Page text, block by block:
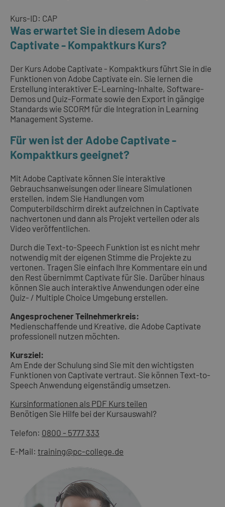
Kurs-ID: CAP
Was erwartet Sie in diesem Adobe
Captivate - Kompaktkurs Kurs?
Der Kurs Adobe Captivate - Kompaktkurs führt Sie in die
Funktionen von Adobe Captivate ein. Sie lernen die
Erstellung interaktiver E-Learning-Inhalte, Software-
Demos und Quiz-Formate sowie den Export in gängige
Standards wie SCORM für die Integration in Learning
Management Systeme.
Für wen ist der Adobe Captivate -
Kompaktkurs geeignet?
Mit Adobe Captivate können Sie interaktive
Gebrauchsanweisungen oder lineare Simulationen
erstellen, indem Sie Handlungen vom
Computerbildschirm direkt aufzeichnen in Captivate
nachvertonen und dann als Projekt verteilen oder als
Video veröffentlichen.
Durch die Text-to-Speech Funktion ist es nicht mehr
notwendig mit der eigenen Stimme die Projekte zu
vertonen. Tragen Sie einfach Ihre Kommentare ein und
den Rest übernimmt Captivate für Sie. Darüber hinaus
können Sie auch interaktive Anwendungen oder eine
Quiz- / Multiple Choice Umgebung erstellen.
Angesprochener Teilnehmerkreis:
Medienschaffende und Kreative, die Adobe Captivate
professionell nutzen möchten.
Kursziel:
Am Ende der Schulung sind Sie mit den wichtigsten
Funktionen von Captivate vertraut. Sie können Text-to-
Speech Anwendung eigenständig umsetzen.
Kursinformationen als PDF Kurs teilen
Benötigen Sie Hilfe bei der Kursauswahl?
Telefon: 0800 - 5777 333
E-Mail: training@pc-college.de